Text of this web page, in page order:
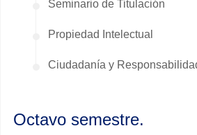
Seminario de Titulación
Propiedad Intelectual
Ciudadanía y
Octavo semestre.